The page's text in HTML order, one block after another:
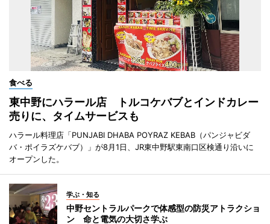
食べる
東中野にハラール店 トルコケバブとインドカレー
売りに、タイムサービスも
ハラール料理店「PUNJABI DHABA POYRAZ KEBAB（パンジャビダ
バ・ポイラズケバブ）」が8月1日、JR東中野駅東南口区検通り沿いに
オープンした。
学ぶ・知る
中野セントラルパークで体感型の防災アトラクショ
ン 命と電気の大切さ学ぶ